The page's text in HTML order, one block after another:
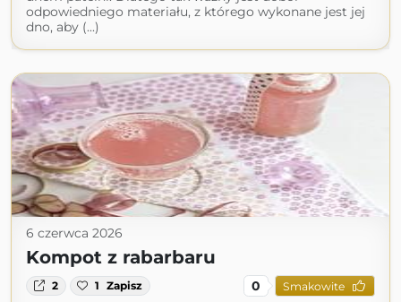
odpowiedniego materiału, z którego wykonane jest jej
dno, aby (...)
6 czerwca 2026
Kompot z rabarbaru
2 1 Zapisz 0 Smakowite